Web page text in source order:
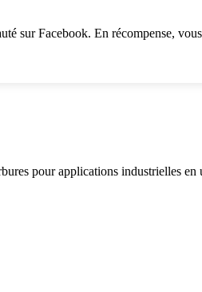
sur Facebook. En récompense,
pour applications industrielles